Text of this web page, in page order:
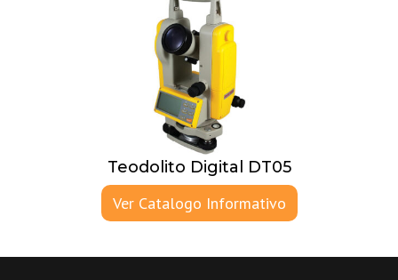
Teodolito Digital DT05
Ver Catalogo Informativo